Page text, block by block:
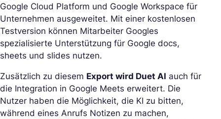
Google Cloud Platform und Google Workspace für
Unternehmen ausgeweitet. Mit einer kostenlosen
Testversion können Mitarbeiter Googles
spezialisierte Unterstützung für Google docs,
sheets und slides nutzen.
Zusätzlich zu diesem Export wird Duet AI auch für
die Integration in Google Meets erweitert. Die
Nutzer haben die Möglichkeit, die KI zu bitten,
während eines Anrufs Notizen zu machen,